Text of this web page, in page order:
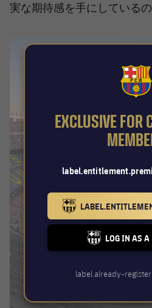
実な期待感を手にしているの
FCB
EXCLUSIVE FOR
FC
LOG IN AS
label.already-